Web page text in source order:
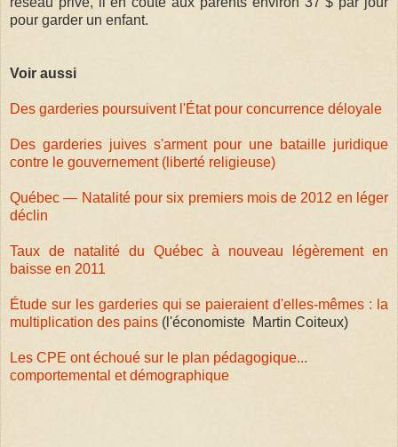
pour garder un enfant.
Voir aussi
Des garderies poursuivent l'État pour concurrence déloyale
Des garderies juives s'arment pour une bataille juridique
contre le gouvernement (liberté religieuse)
Québec — Natalité pour six premiers mois de 2012 en léger
déclin
Taux de natalité du Québec à nouveau légèrement en
baisse en 2011
Étude sur les garderies qui se paieraient d'elles-mêmes : la
multiplication des pains (l'économiste Martin Coiteux)
Les CPE ont échoué sur le plan pédagogique...
comportemental et démographique